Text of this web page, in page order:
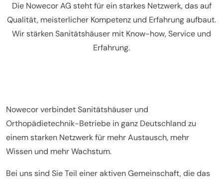
Die Nowecor AG steht für ein starkes Netzwerk, das auf
Qualität, meisterlicher Kompetenz und Erfahrung aufbaut.
Wir stärken Sanitätshäuser mit Know-how, Service und
Erfahrung.
Nowecor verbindet Sanitätshäuser und
Orthopädietechnik-Betriebe in ganz Deutschland zu
einem starken Netzwerk für mehr Austausch, mehr
Wissen und mehr Wachstum.
Bei uns sind Sie Teil einer aktiven Gemeinschaft, die das